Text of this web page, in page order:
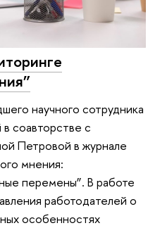
научного сотрудника
соавторстве с
Петровой в журнале
мнения:
перемены”. В работе
работодателей о
особенностях